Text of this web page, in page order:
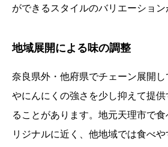
ができるスタイルのバリエーション
地域展開による味の調整
奈良県外・他府県でチェーン展開
やにんにくの強さを少し抑えて提
ることがあります。地元天理市で
リジナルに近く、他地域では食べ